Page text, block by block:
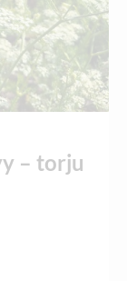
– torju